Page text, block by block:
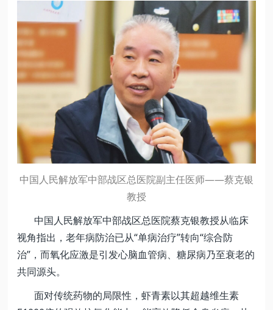
中国人民解放军中部战区总医院副主任医师——蔡克银
教授
中国人民解放军中部战区总医院蔡克银教授从临床
视角指出，老年病防治已从“单病治疗”转向“综合防
治”，而氧化应激是引发心脑血管病、糖尿病乃至衰老的
共同源头。
面对传统药物的局限性，虾青素以其超越维生素